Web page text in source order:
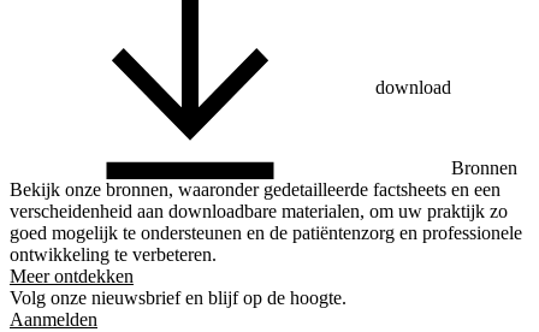
download
Bronnen
Bekijk onze bronnen, waaronder gedetailleerde factsheets en een
verscheidenheid aan downloadbare materialen, om uw praktijk zo
goed mogelijk te ondersteunen en de patiëntenzorg en professionele
ontwikkeling te verbeteren.
Meer ontdekken
Volg onze nieuwsbrief en blijf op de hoogte.
Aanmelden